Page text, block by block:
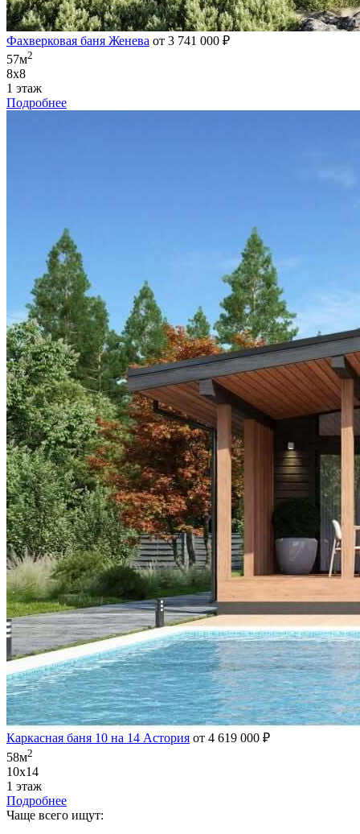
Фахверковая баня Женева от 3 741 000 ₽
57м2
8х8
1 этаж
Подробнее
Каркасная баня 10 на 14 Астория от 4 619 000 ₽
58м2
10х14
1 этаж
Подробнее
Чаще всего ищут: